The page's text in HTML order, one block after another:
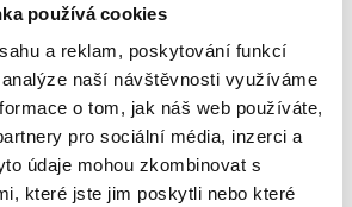
používá cookies
a reklam, poskytování funkcí
naší návštěvnosti využíváme
o tom, jak náš web používáte,
pro sociální média, inzerci a
údaje mohou zkombinovat s
které jste jim poskytli nebo které
nejnovější události
Sdílením našich
podpoříte naši